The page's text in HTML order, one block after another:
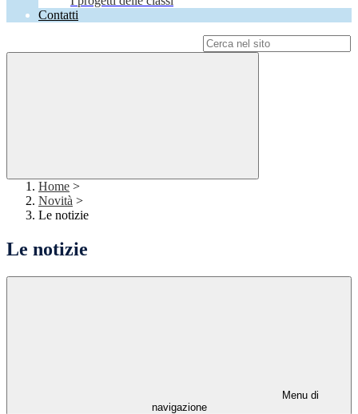
Contatti
Home >
Novità >
Le notizie
Le notizie
Menu di
navigazione